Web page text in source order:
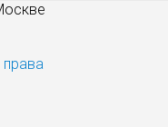
права